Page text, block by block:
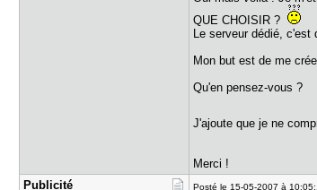
QUE CHOISIR ?
Le serveur dédié,
Mon but est de me
Qu'en pensez-vous ?
J'ajoute que je ne
Merci !
Publicité
Posté le 15-05-2007 à